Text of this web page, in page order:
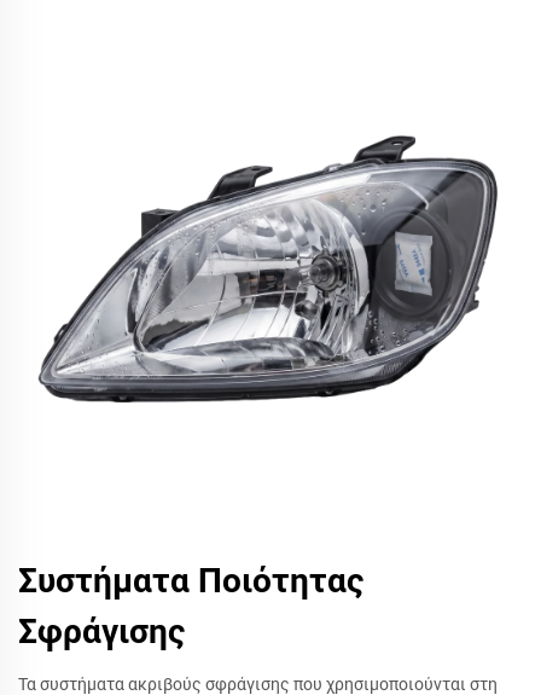
Συστήματα Ποιότητας
Σφράγισης
Τα συστήματα ακριβούς σφράγισης που χρησιμοποιούνται στη